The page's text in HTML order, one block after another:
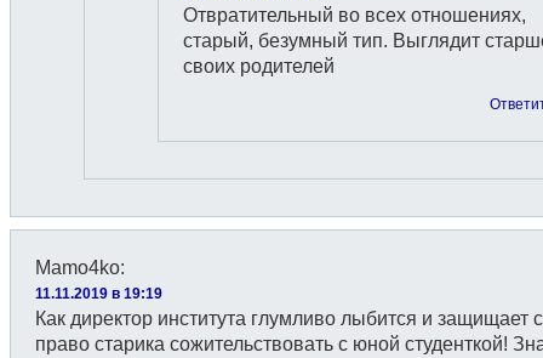
Отвратительный во всех отношениях,
старый, безумный тип. Выглядит
своих родителей
Mamo4ko:
11.11.2019 в 19:19
Как директор института глумливо лыбится и защищает
право старика сожительствовать с юной студенткой!